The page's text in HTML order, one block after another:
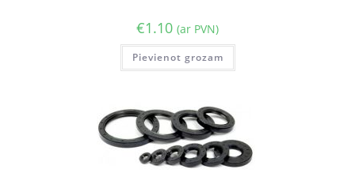
€1.10 (ar PVN)
Pievienot grozam